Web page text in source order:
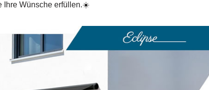
Ihre Wünsche erfüllen.☀️